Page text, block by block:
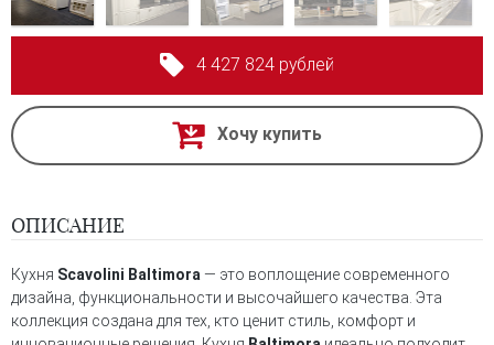
4 427 824 рублей
Хочу купить
ОПИСАНИЕ
Кухня Scavolini Baltimora — это воплощение современного
дизайна, функциональности и высочайшего качества. Эта
коллекция создана для тех, кто ценит стиль, комфорт и